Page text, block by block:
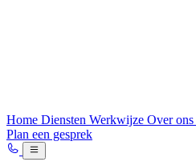
Home Diensten Werkwijze Over ons
Plan een gesprek